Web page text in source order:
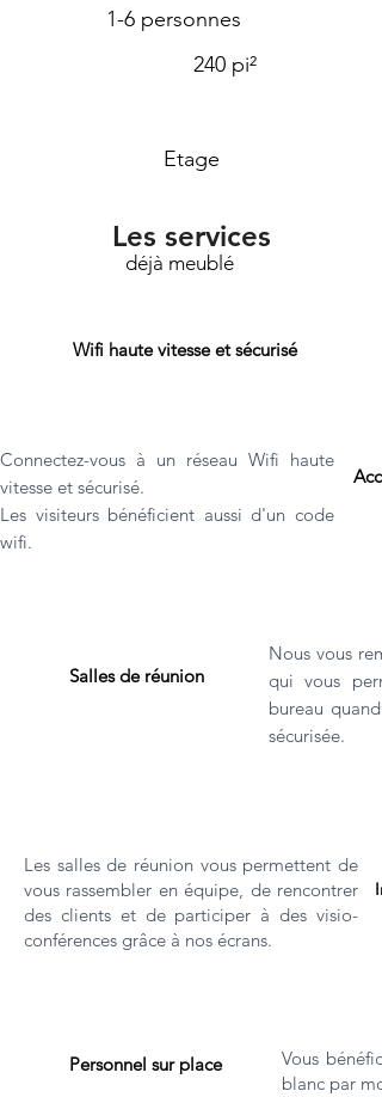
1-6 personnes
240 pi²
Etage
déjà meublé
Les services
Wifi haute vitesse et sécurisé
Connectez-vous à un réseau Wifi haute
vitesse et sécurisé.
Les visiteurs bénéficient aussi d'un code
wifi.
Nous vous
qui vous
bureau
sécurisée.
Salles de réunion
Les salles de réunion vous permettent de
vous rassembler en équipe, de rencontrer
des clients et de participer à des visio-
conférences grâce à nos écrans.
Vous
blanc par
Personnel sur place